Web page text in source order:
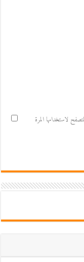
لاستخدامها المرة